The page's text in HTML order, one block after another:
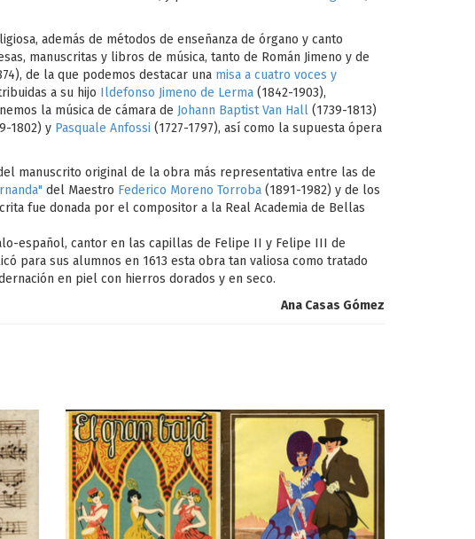
además de métodos de enseñanza de órgano y canto
manuscritas y libros de música, tanto de Román Jimeno y de
de la que podemos destacar una misa a cuatro voces y
a su hijo Ildefonso Jimeno de Lerma (1842-1903),
la música de cámara de Johann Baptist Van Hall (1739-1813)
1802) y Pasquale Anfossi (1727-1797), así como la supuesta ópera
manuscrito original de la obra más representativa entre las de
del Maestro Federico Moreno Torroba (1891-1982) y de los
fue donada por el compositor a la Real Academia de Bellas
español, cantor en las capillas de Felipe II y Felipe III de
para sus alumnos en 1613 esta obra tan valiosa como tratado
en piel con hierros dorados y en seco.
Ana Casas Gómez